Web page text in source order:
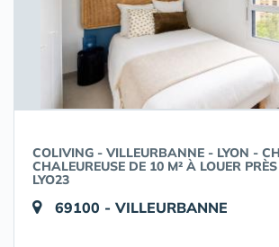
COLIVING - VILLEURBANNE - LYON -
CHALEUREUSE DE 10 M² À LOUER
LYO23
69100 - VILLEURBANNE